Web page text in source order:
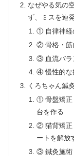
なぜやる気の
ず、ミスを連
① 自律神経
② 骨格・筋
③ 血流バラ
④ 慢性的な
くろちゃん鍼
① 骨盤矯正
台を作る
② 猫背矯正
ートを解放
③ 鍼灸施術